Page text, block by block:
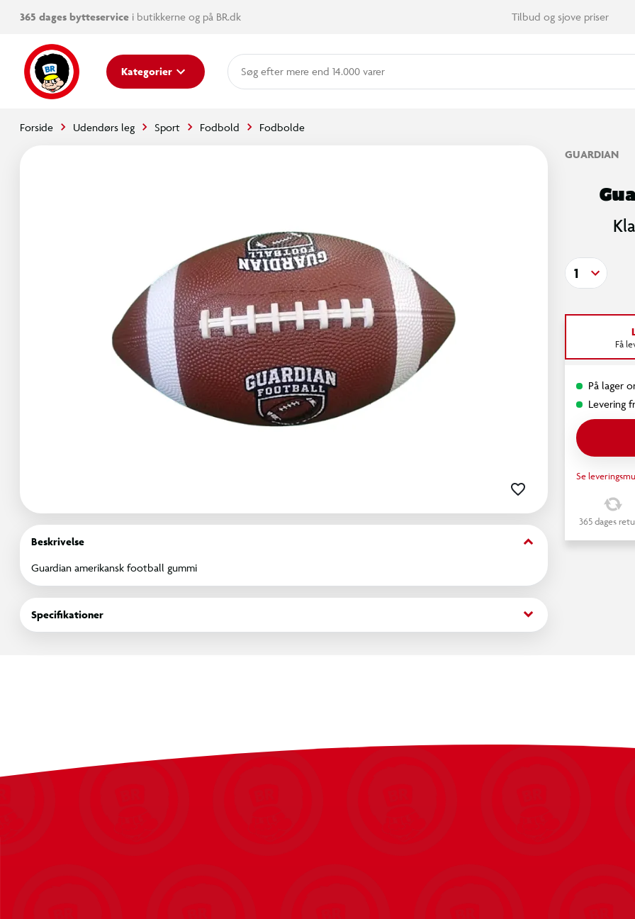
365 dages bytteservice i butikkerne og på BR.dk Tilbud og sjove priser
Kategorier mere end 14.000 varer
Forside Udendørs leg Sport Fodbold Fodbolde
Beskrivelse keyboard_arrow_down
Guardian amerikansk football gummi
Specifikationer keyboard_arrow_down
GUARDIAN
1
Få
På lager
Levering
Se
365 dages